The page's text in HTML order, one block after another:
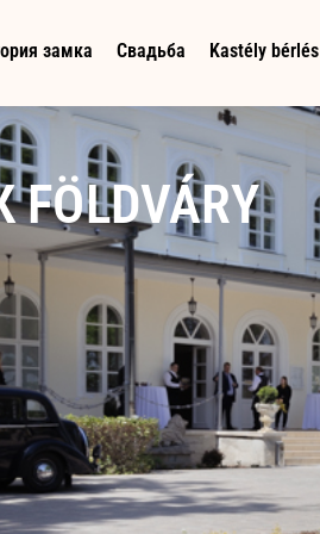
замка Свадьба Kastély bérlés